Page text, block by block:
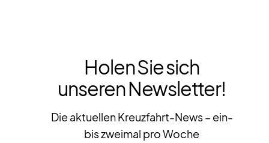
Holen Sie sich
unseren Newsletter!
Die aktuellen Kreuzfahrt-News – ein-
bis zweimal pro Woche